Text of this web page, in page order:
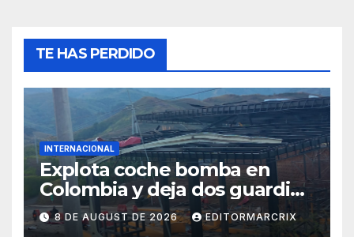
TE HAS PERDIDO
INTERNACIONAL
Explota coche bomba en
Colombia y deja dos guardias
heridos
8 DE AUGUST DE 2026 EDITORMARCRIX